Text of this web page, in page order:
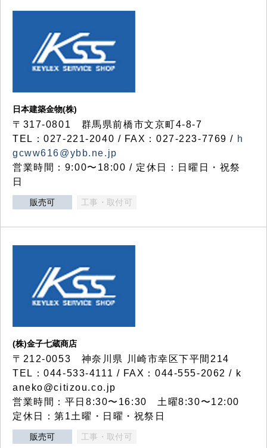
日本建築金物(株)
〒317‐0801 群馬県前橋市文京町4-8-7
TEL：027-221-2040 / FAX：027-223-7769 / h
gcww616@ybb.ne.jp
営業時間：9:00〜18:00 / 定休日：日曜日・祝祭
日
販売可 工事・取付可
(株)金子七蔵商店
〒212-0053 神奈川県 川崎市幸区下平間214
TEL：044-533-4111 / FAX：044-555-2062 / k
aneko@citizou.co.jp
営業時間：平日8:30〜16:30 土曜8:30〜12:00
定休日：第1土曜・日曜・祝祭日
販売可 工事・取付可